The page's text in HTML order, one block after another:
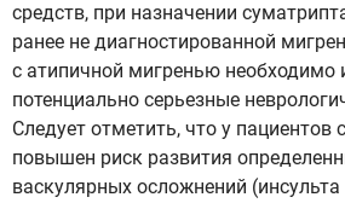
средств, при назначении
ранее не диагностированной
с атипичной мигренью необходимо
потенциально серьезные
Следует отметить, что у пациентов
повышен риск развития
васкулярных осложнений